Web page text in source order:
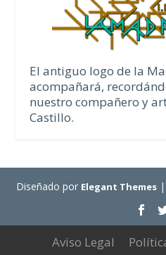
El antiguo logo de la
acompañará,
nuestro compañero y
Castillo.
Diseñado por Elegant Themes|
Aviso Legal